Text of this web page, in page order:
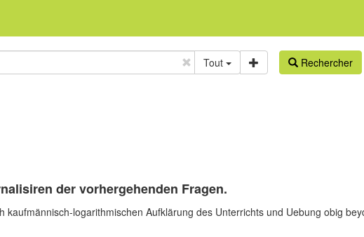
Tout
Rechercher
der vorhergehenden Fragen.
logarithmischen Aufklärung des Unterrichts und Uebung obig